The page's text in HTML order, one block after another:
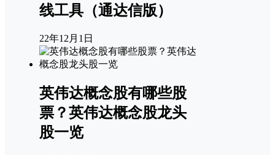
线工具（通达信版）
22年12月1日
英伟达概念股有哪些股
票？英伟达概念股龙头
股一览